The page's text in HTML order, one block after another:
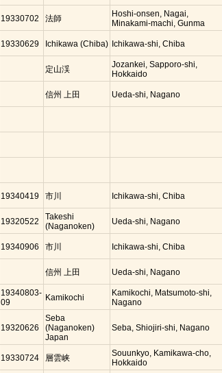
19330702 法師
Hoshi-onsen, Nagai,
Minakami-machi, Gunma
19330629 Ichikawa (Chiba) Ichikawa-shi, Chiba
定山渓
Jozankei, Sapporo-shi,
Hokkaido
信州 上田 Ueda-shi, Nagano
19340419 市川 Ichikawa-shi, Chiba
19320522
Takeshi
(Naganoken)
Ueda-shi, Nagano
19340906 市川 Ichikawa-shi, Chiba
信州 上田 Ueda-shi, Nagano
19340803-
09
Kamikochi
Kamikochi, Matsumoto-shi,
Nagano
19320626
Seba
(Naganoken)
Japan
Seba, Shiojiri-shi, Nagano
19330724 層雲峡
Souunkyo, Kamikawa-cho,
Hokkaido